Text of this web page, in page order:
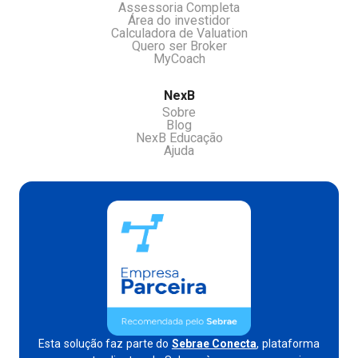
Assessoria Completa
Área do investidor
Calculadora de Valuation
Quero ser Broker
MyCoach
NexB
Sobre
Blog
NexB Educação
Ajuda
Esta solução faz parte do Sebrae Conecta, plataforma